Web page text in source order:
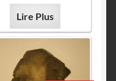
Lire Plus